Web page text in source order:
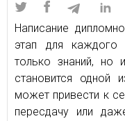
Написание
этап для каждого
только знаний, но
становится одной
может привести к
пересдачу или